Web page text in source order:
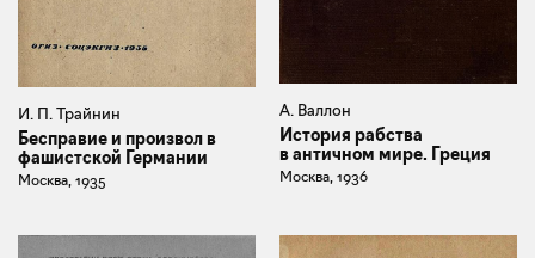
И. П. Трайнин
Бесправие и произвол в
фашистской Германии
Москва, 1935
А. Валлон
История рабства
в античном мире. Греция
Москва, 1936